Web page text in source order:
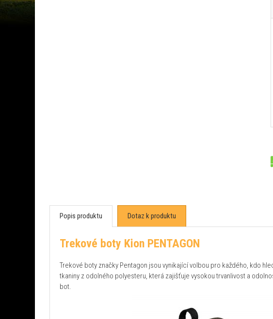
Popis produktu Dotaz k produktu
Trekové boty Kion PENTAGON
Trekové boty značky Pentagon jsou vynikající volbou pro každého, kdo
tkaniny z odolného polyesteru, která zajišťuje vysokou trvanlivost a
bot.